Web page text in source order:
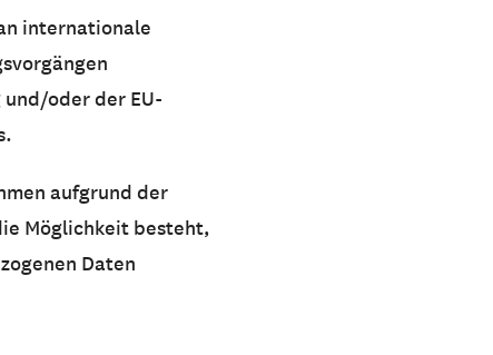
internationale
oder der EU-
aufgrund der
Möglichkeit besteht,
Daten